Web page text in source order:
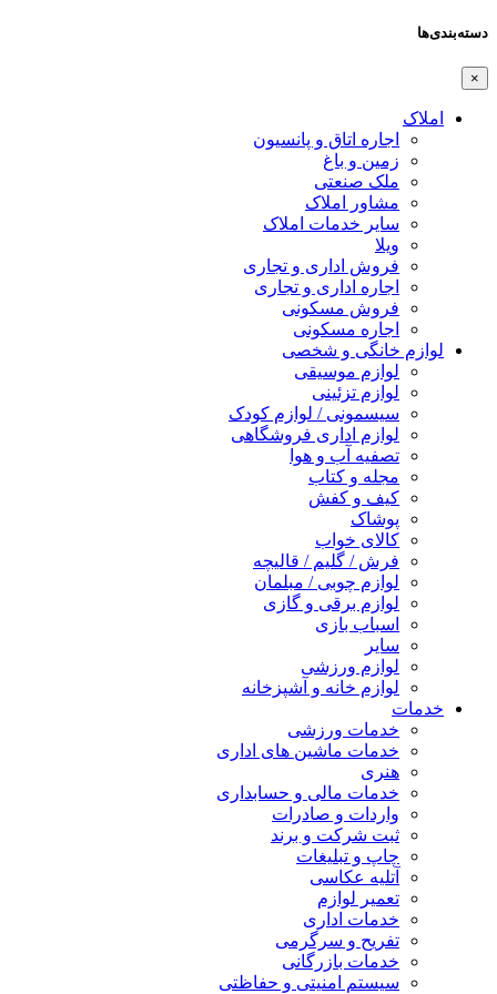
اجاره اتاق و پانسیون
زمین و باغ
ملک صنعتی
مشاور املاک
سایر خدمات املاک
فروش اداری و تجاری
اجاره اداری و تجاری
فروش مسکونی
اجاره مسکونی
خانگی و شخصی
لوازم موسیقی
لوازم تزئینی
سیسمونی / لوازم کودک
لوازم اداری فروشگاهی
تصفیه آب و هوا
مجله و کتاب
کیف و کفش
پوشاک
کالای خواب
فرش / گلیم / قالیچه
لوازم چوبی / مبلمان
لوازم برقی و گازی
اسباب بازی
لوازم ورزشی
لوازم خانه و آشپزخانه
خدمات ورزشی
خدمات ماشین های اداری
خدمات مالی و حسابداری
واردات و صادرات
ثبت شرکت و برند
چاپ و تبلیغات
آتلیه عکاسی
تعمیر لوازم
خدمات اداری
تفریح و سرگرمی
خدمات بازرگانی
سیستم امنیتی و حفاظتی